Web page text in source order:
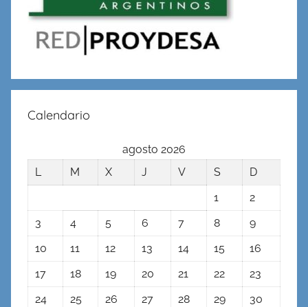
Calendario
agosto 2026
L
M X J V S
D
1
2
3
4 5 6 7 8
9
10
11 12 13 14 15
16
17
18 19 20 21 22
23
24
25 26 27 28 29 30